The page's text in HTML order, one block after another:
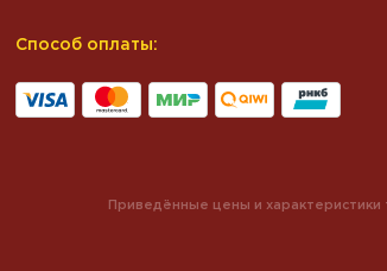
Способ оплаты:
Приведённые цены и